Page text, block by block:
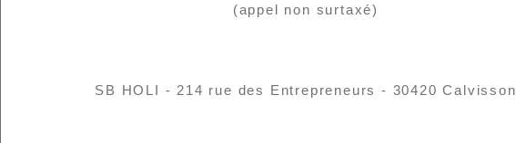
(appel non surtaxé)
SB HOLI - 214 rue des Entrepreneurs - 30420 Calvisson